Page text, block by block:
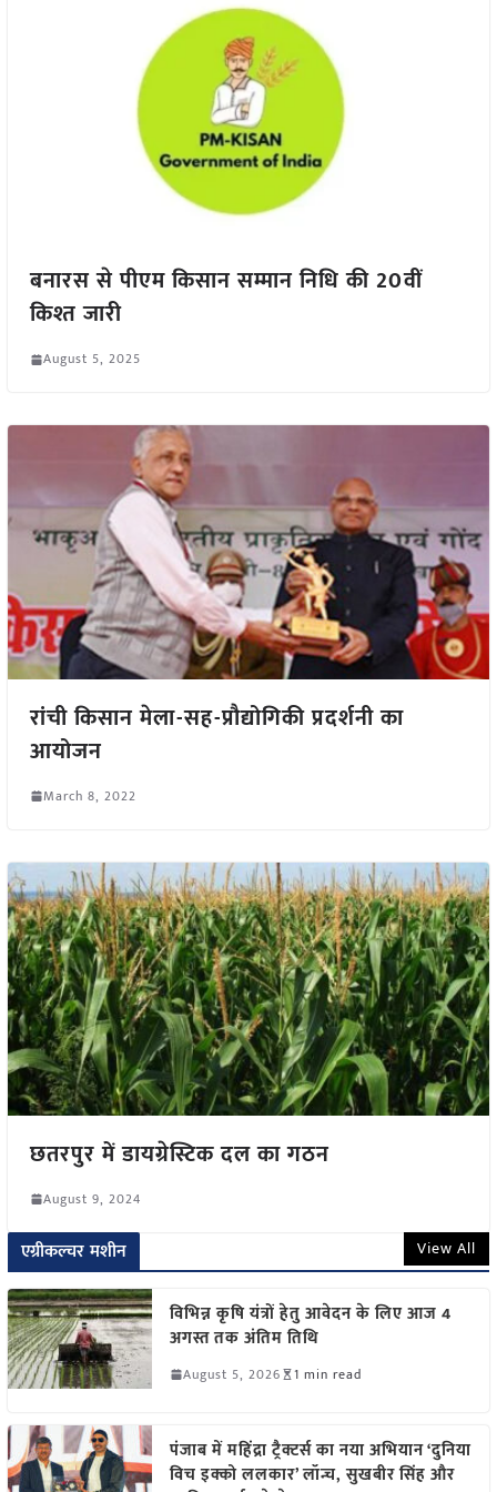
बनारस से पीएम किसान सम्मान निधि की 20वीं
किश्त जारी
August 5, 2025
रांची किसान मेला-सह-प्रौद्योगिकी प्रदर्शनी का
आयोजन
March 8, 2022
छतरपुर में डायग्रेस्टिक दल का गठन
August 9, 2024
एग्रीकल्चर मशीन View All
विभिन्न कृषि यंत्रों हेतु आवेदन के लिए आज 4
अगस्त तक अंतिम तिथि
August 5, 2026 1 min read
पंजाब में महिंद्रा ट्रैक्टर्स का नया अभियान ‘दुनिया
विच इक्को ललकार’ लॉन्च, सुखबीर सिंह और